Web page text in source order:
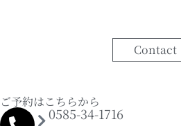
Contact
0585-34-1716
ご予約はこちらから